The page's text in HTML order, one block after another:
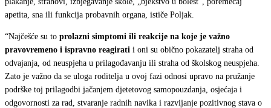
apetita, sna ili funkcija probavnih organa, ističe Poljak.
“Najčešće su to prolazni simptomi ili reakcije na koje je važno
pravovremeno i ispravno reagirati i oni su obično pokazatelj straha od
odvajanja, od neuspjeha u prilagođavanju ili straha od školskog neuspjeha.
Zato je važno da se uloga roditelja u ovoj fazi odnosi upravo na pružanje
podrške toj prilagodbi jačanjem djetetovog samopouzdanja, osjećaja i
odgovornosti za rad, stvaranje radnih navika i razvijanje pozitivnog stava o